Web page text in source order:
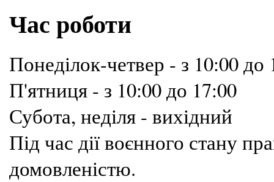
Час роботи
Понеділок-четвер - з 10:00 до
П'ятниця - з 10:00 до 17:00
Субота, неділя - вихідний
Під час дії воєнного стану
домовленістю.